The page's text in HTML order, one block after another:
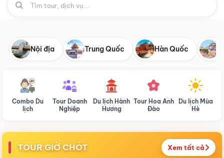
Nội địa Trung Quốc Hàn Quốc
Combo Du
lịch
Tour Doanh
Nghiệp
Du lịch Hành
Hương
Tour Hoa Anh
Đào
Du lịch Mùa
Hè
TOUR GIỜ CHÓT Xem tất cả
Điểm nổi bật